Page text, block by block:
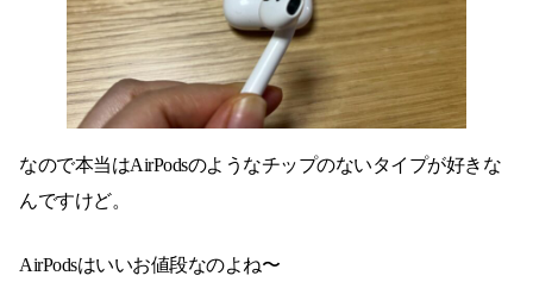
なので本当はAirPodsのようなチップのないタイプが好きな
んですけど。
AirPodsはいいお値段なのよね〜